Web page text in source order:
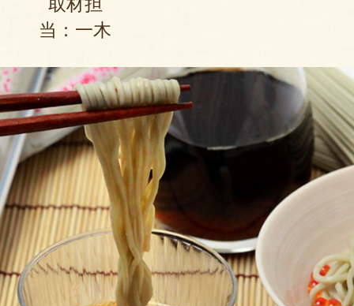
やっぱり美味しいです。
本当につるっとしてコシがあるお
す。満足です。
2021年03
おいしいお蕎麦をありがとうござ
トした方から連絡を頂きました。
住んでいたのですが，今までこの
なかったそうで，大変喜ばれまし
取材担
当：一木